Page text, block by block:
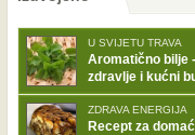
U SVIJETU TRAVA
Aromatično bilje
zdravlje i kućni
ZDRAVA ENERGIJA
Recept za